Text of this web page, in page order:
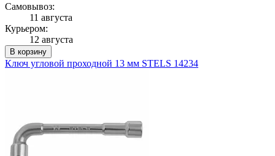
Самовывоз:
11 августа
Курьером:
12 августа
В корзину
Ключ угловой проходной 13 мм STELS 14234